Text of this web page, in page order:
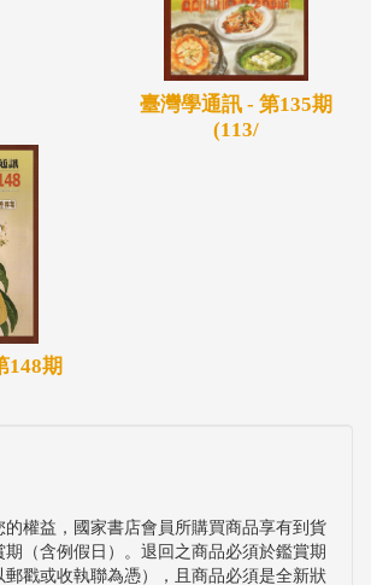
臺灣學通訊 - 第135期
(113/
148期
的權益，國家書店會員所購買商品享有到貨
期（含例假日）。退回之商品必須於鑑賞期
郵戳或收執聯為憑），且商品必須是全新狀